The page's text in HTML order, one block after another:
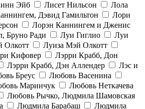
Эйб Лисет Нильсон
Лола
Дэвид Гамильтон
Лори
Лорэн Каннингем и Дженис
Бруно Ради Луи Гиглио
Луи
Олкотт
Луиза Мэй Олкотт
Кифовер
Лэрри Крабб, Дон
Лэрри Крабб, Дэн Аллендер
Лэс и
Бреус
Любовь Васенина
Маринчук
Любовь Неткачева
Любовь Рычко, Людмила Шамовская
Людмила Барабаш
Людмила